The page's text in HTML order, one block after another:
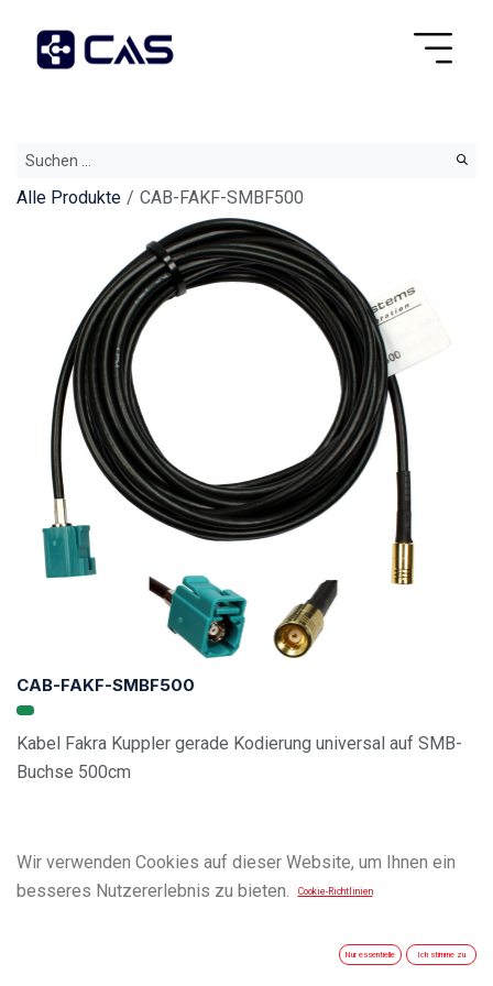
Alle Produkte CAB-FAKF-SMBF500
CAB-FAKF-SMBF500
Kabel Fakra Kuppler gerade Kodierung universal auf SMB-
Buchse 500cm
Wir verwenden Cookies auf dieser Website, um Ihnen ein
besseres Nutzererlebnis zu bieten.
Cookie-Richtlinien
Nur essentielle Ich stimme zu